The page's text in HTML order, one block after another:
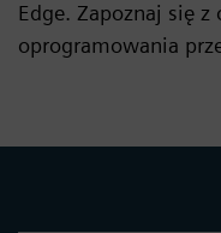
Edge. Zapoznaj się z
oprogramowania